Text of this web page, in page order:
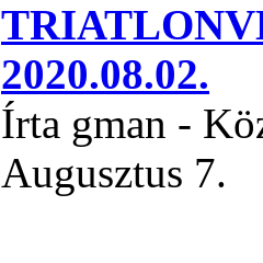
2020.08.02.
Írta gman -
Augusztus 7.